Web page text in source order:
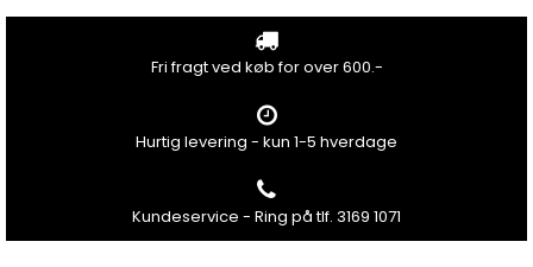
Fri fragt ved køb for over 600.-
Hurtig levering - kun 1-5 hverdage
Kundeservice - Ring på tlf. 3169 1071